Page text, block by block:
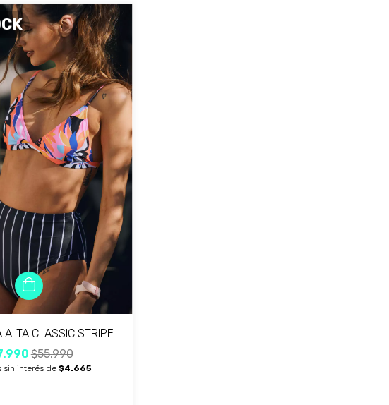
ALTA CLASSIC STRIPE
$55.990
sin interés de $4.665